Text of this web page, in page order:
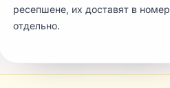
ресепшене, их доставят в номер
отдельно.